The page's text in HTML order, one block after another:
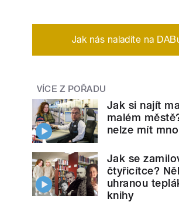
Jak nás naladíte na
VÍCE Z POŘADU
Jak si najít
malém
nelze mít
Jak se
čtyřicítce?
uhranou
knihy